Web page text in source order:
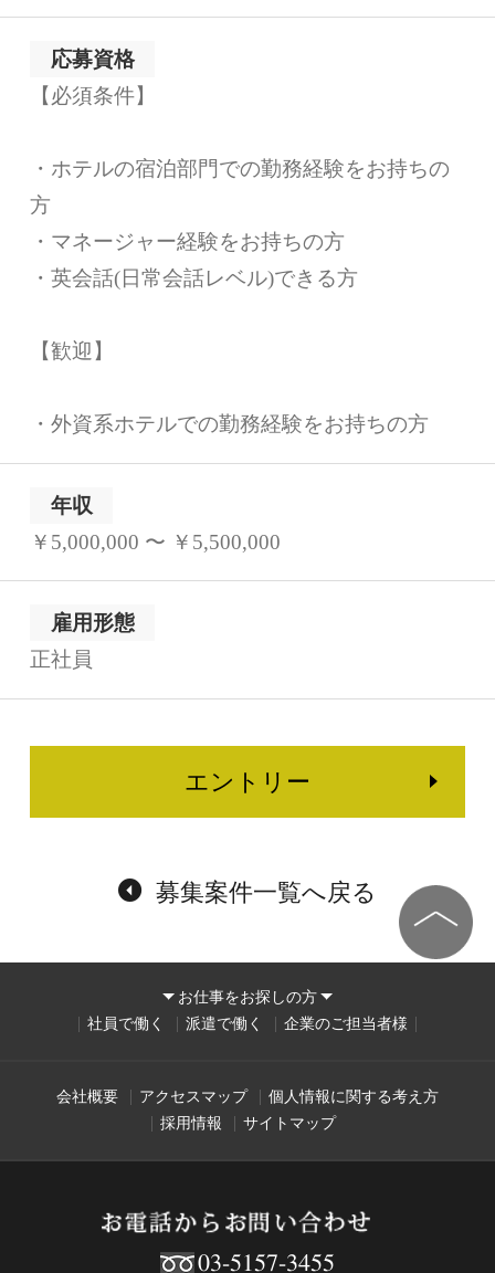
応募資格
【必須条件】
・ホテルの宿泊部門での勤務経験をお持ちの
方
・マネージャー経験をお持ちの方
・英会話(日常会話レベル)できる方
【歓迎】
・外資系ホテルでの勤務経験をお持ちの方
年収
￥5,000,000 〜 ￥5,500,000
雇用形態
正社員
エントリー
募集案件一覧へ戻る
お仕事をお探しの方
社員で働く
派遣で働く 企業のご担当者様
会社概要 アクセスマップ
個人情報に関する考え方
採用情報
サイトマップ
03-5157-3455